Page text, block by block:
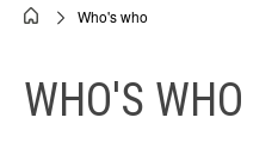
Breadcrumb
Who's who
WHO'S WHO